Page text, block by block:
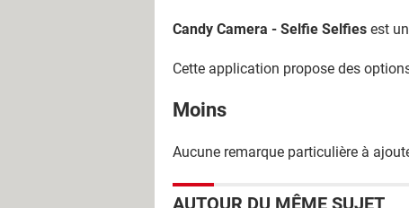
Candy Camera - Selfie Selfies est
Cette application propose des
Moins
Aucune remarque particulière à
AUTOUR DU MÊME SUJET